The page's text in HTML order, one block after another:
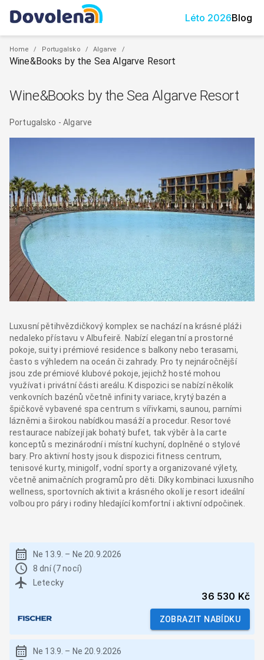
Léto 2026Blog
Home / Portugalsko / Algarve /
Wine&Books by the Sea Algarve Resort
Wine&Books by the Sea Algarve Resort
Portugalsko -Algarve
Luxusní pětihvězdičkový komplex se nachází na krásné pláži
nedaleko přístavu v Albufeirě. Nabízí elegantní a prostorné
pokoje, suity i prémiové residence s balkony nebo terasami,
často s výhledem na oceán či zahrady. Pro ty nejnáročnější
jsou zde prémiové klubové pokoje, jejichž hosté mohou
využívat i privátní části areálu. K dispozici se nabízí několik
venkovních bazénů včetně infinity variace, krytý bazén a
špičkově vybavené spa centrum s vířivkami, saunou, parními
lázněmi a širokou nabídkou masáží a procedur. Resortové
restaurace nabízejí jak bohatý bufet, tak výběr à la carte
konceptů s mezinárodní i místní kuchyní, doplněné o stylové
bary. Pro aktivní hosty jsou k dispozici fitness centrum,
tenisové kurty, minigolf, vodní sporty a organizované výlety,
včetně animačních programů pro děti. Díky kombinaci luxusního
wellness, sportovních aktivit a krásného okolí je resort ideální
volbou pro páry i rodiny hledající komfortní i aktivní odpočinek.
Ne 13.9. – Ne 20.9.2026
8 dní (7 nocí)
Letecky
36 530 Kč
ZOBRAZIT NABÍDKU
Ne 13.9. – Ne 20.9.2026